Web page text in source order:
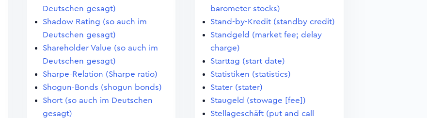
Deutschen gesagt)
Shadow Rating (so auch im
Deutschen gesagt)
Shareholder Value (so auch im
Deutschen gesagt)
Sharpe-Relation (Sharpe ratio)
Shogun-Bonds (shogun bonds)
Short (so auch im Deutschen
gesagt)
barometer stocks)
Stand-by-Kredit (standby credit)
Standgeld (market fee; delay
charge)
Starttag (start date)
Statistiken (statistics)
Stater (stater)
Staugeld (stowage [fee])
Stellageschäft (put and call